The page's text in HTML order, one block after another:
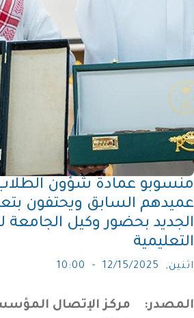
منسوبو عمادة شؤون
عميدهم السابق ويحتفون
الجديد بحضور وكيل
التعليمية
اثنين, 12/15/2025 - 10:00
المصدر
مركز الإتصال